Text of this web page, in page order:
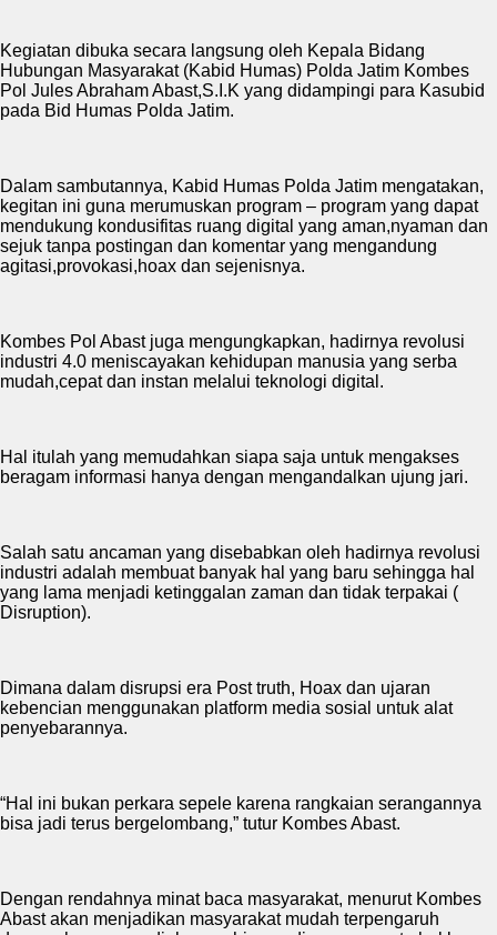
Kegiatan dibuka secara langsung oleh Kepala Bidang
Hubungan Masyarakat (Kabid Humas) Polda Jatim Kombes
Pol Jules Abraham Abast,S.I.K yang didampingi para Kasubid
pada Bid Humas Polda Jatim.
Dalam sambutannya, Kabid Humas Polda Jatim mengatakan,
kegitan ini guna merumuskan program – program yang dapat
mendukung kondusifitas ruang digital yang aman,nyaman dan
sejuk tanpa postingan dan komentar yang mengandung
agitasi,provokasi,hoax dan sejenisnya.
Kombes Pol Abast juga mengungkapkan, hadirnya revolusi
industri 4.0 meniscayakan kehidupan manusia yang serba
mudah,cepat dan instan melalui teknologi digital.
Hal itulah yang memudahkan siapa saja untuk mengakses
beragam informasi hanya dengan mengandalkan ujung jari.
Salah satu ancaman yang disebabkan oleh hadirnya revolusi
industri adalah membuat banyak hal yang baru sehingga hal
yang lama menjadi ketinggalan zaman dan tidak terpakai (
Disruption).
Dimana dalam disrupsi era Post truth, Hoax dan ujaran
kebencian menggunakan platform media sosial untuk alat
penyebarannya.
“Hal ini bukan perkara sepele karena rangkaian serangannya
bisa jadi terus bergelombang,” tutur Kombes Abast.
Dengan rendahnya minat baca masyarakat, menurut Kombes
Abast akan menjadikan masyarakat mudah terpengaruh